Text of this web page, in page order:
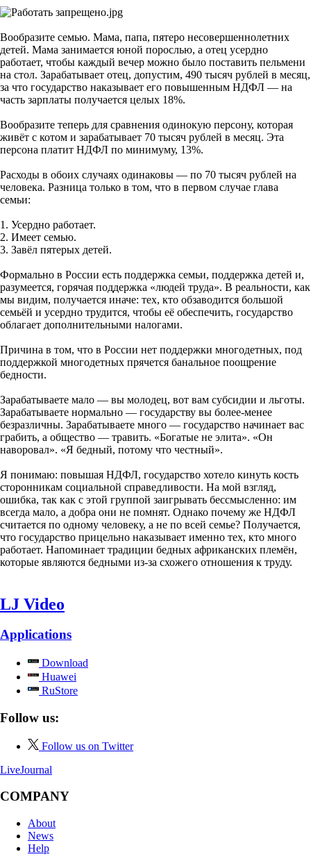
Вообразите семью. Мама, папа, пятеро несовершеннолетних
детей. Мама занимается юной порослью, а отец усердно
работает, чтобы каждый вечер можно было поставить пельмени
на стол. Зарабатывает отец, допустим, 490 тысяч рублей в месяц,
за что государство наказывает его повышенным НДФЛ — на
часть зарплаты получается целых 18%.
Вообразите теперь для сравнения одинокую персону, которая
живёт с котом и зарабатывает 70 тысяч рублей в месяц. Эта
персона платит НДФЛ по минимуму, 13%.
Расходы в обоих случаях одинаковы — по 70 тысяч рублей на
человека. Разница только в том, что в первом случае глава
семьи:
1. Усердно работает.
2. Имеет семью.
3. Завёл пятерых детей.
Формально в России есть поддержка семьи, поддержка детей и,
разумеется, горячая поддержка «людей труда». В реальности, как
мы видим, получается иначе: тех, кто обзаводится большой
семьёй и усердно трудится, чтобы её обеспечить, государство
облагает дополнительными налогами.
Причина в том, что в России нет поддержки многодетных, под
поддержкой многодетных прячется банальное поощрение
бедности.
Зарабатываете мало — вы молодец, вот вам субсидии и льготы.
Зарабатываете нормально — государству вы более-менее
безразличны. Зарабатываете много — государство начинает вас
грабить, а общество — травить. «Богатые не элита». «Он
наворовал». «Я бедный, потому что честный».
Я понимаю: повышая НДФЛ, государство хотело кинуть кость
сторонникам социальной справедливости. На мой взгляд,
ошибка, так как с этой группой заигрывать бессмысленно: им
всегда мало, а добра они не помнят. Однако почему же НДФЛ
считается по одному человеку, а не по всей семье? Получается,
что государство прицельно наказывает именно тех, кто много
работает. Напоминает традиции бедных африканских племён,
которые являются бедными из-за схожего отношения к труду.
LJ Video
Applications
Download
Huawei
RuStore
Follow us:
Follow us on Twitter
LiveJournal
COMPANY
About
News
Help